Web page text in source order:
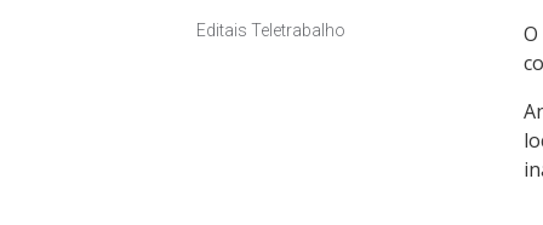
Editais Teletrabalho